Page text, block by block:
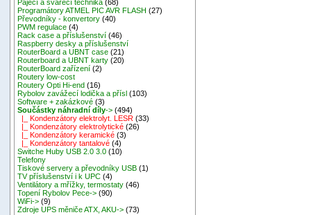
Pájecí a svářecí technika (68)
Programátory ATMEL PIC AVR FLASH (27)
Převodníky - konvertory (40)
PWM regulace (4)
Rack case a příslušenství (46)
Raspberry desky a příslušenství
RouterBoard a UBNT case (21)
Routerboard a UBNT karty (20)
RouterBoard zařízení (2)
Routery low-cost
Routery Opti Hi-end (16)
Rybolov zavážecí lodička a přísl (103)
Software + zakázkové (3)
Součástky náhradní díly-> (494)
|_ Kondenzátory elektrolyt. LESR (33)
|_ Kondenzátory elektrolytické (26)
|_ Kondenzátory keramické (3)
|_ Kondenzátory tantalové (4)
Switche Huby USB 2.0 3.0 (10)
Telefony
Tiskové servery a převodníky USB (1)
TV příslušenství i k UPC (4)
Ventilátory a mřížky, termostaty (46)
Topení Rybolov Pece-> (90)
WiFi-> (9)
Zdroje UPS měniče ATX, AKU-> (73)